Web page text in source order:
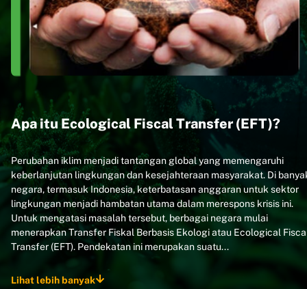
Apa itu Ecological Fiscal Transfer (EFT)?
Perubahan iklim menjadi tantangan global yang memengaruhi
keberlanjutan lingkungan dan kesejahteraan masyarakat. Di
negara, termasuk Indonesia, keterbatasan anggaran untuk sektor
lingkungan menjadi hambatan utama dalam merespons krisis ini.
Untuk mengatasi masalah tersebut, berbagai negara mulai
menerapkan Transfer Fiskal Berbasis Ekologi atau Ecological
Transfer (EFT). Pendekatan ini merupakan suatu...
Lihat lebih banyak